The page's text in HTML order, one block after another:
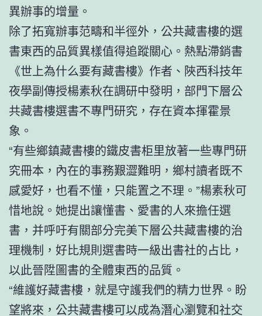
異辦事的增量。
除了拓寬辦事范疇和半徑外，公共藏書樓的選
書東西的品質異樣值得追蹤關心。熱點滯銷書
《世上為什么要有藏書樓》作者、陜西科技年
夜學副傳授楊素秋在調研中發明，部門下層公
共藏書樓選書不專門研究，存在資本揮霍景
象。
“有些鄉鎮藏書樓的鐵皮書柜里放著一些專門研
究冊本，內在的事務艱澀難明，鄉村讀者既不
感愛好，也看不懂，只能置之不理。”楊素秋可
惜地說。她提出讓懂書、愛書的人來擔任選
書，并呼吁有關部分完美下層公共藏書樓的治
理機制，好比規則選書時一級出書社的占比，
以此晉陞圖書的全體東西的品質。
“維護好藏書樓，就是守護我們的精力世界。盼
望將來，公共藏書樓可以成為潛心瀏覽和社交